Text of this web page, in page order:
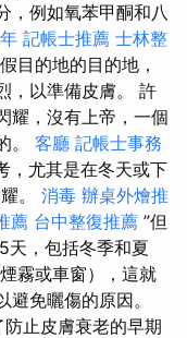
，例如氧苯甲酮和八
記帳士推薦 士林整
目的地的目的地，
，以準備皮膚。 許
耀，沒有上帝，一個
。 客廳 記帳士事務
，尤其是在冬天或下
。 消毒 辦桌外燴推
薦 台中整復推薦 ”但
天，包括冬季和夏
霧或車窗），這就
免曬傷的原因。
止皮膚衰老的早期